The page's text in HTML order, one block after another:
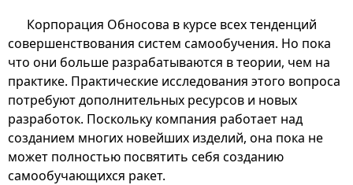
Корпорация Обносова в курсе всех тенденций
совершенствования систем самообучения. Но пока
что они больше разрабатываются в теории, чем на
практике. Практические исследования этого вопроса
потребуют дополнительных ресурсов и новых
разработок. Поскольку компания работает над
созданием многих новейших изделий, она пока не
может полностью посвятить себя созданию
самообучающихся ракет.